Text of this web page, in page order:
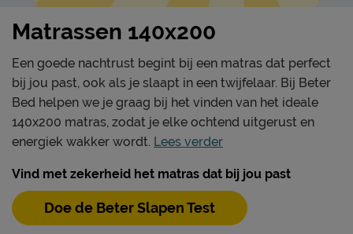
Matrassen 140x200
Een goede nachtrust begint bij een matras dat perfect
bij jou past, ook als je slaapt in een twijfelaar. Bij Beter
Bed helpen we je graag bij het vinden van het ideale
140x200 matras, zodat je elke ochtend uitgerust en
energiek wakker wordt. Lees verder
Vind met zekerheid het matras dat bij jou past
Doe de Beter Slapen Test